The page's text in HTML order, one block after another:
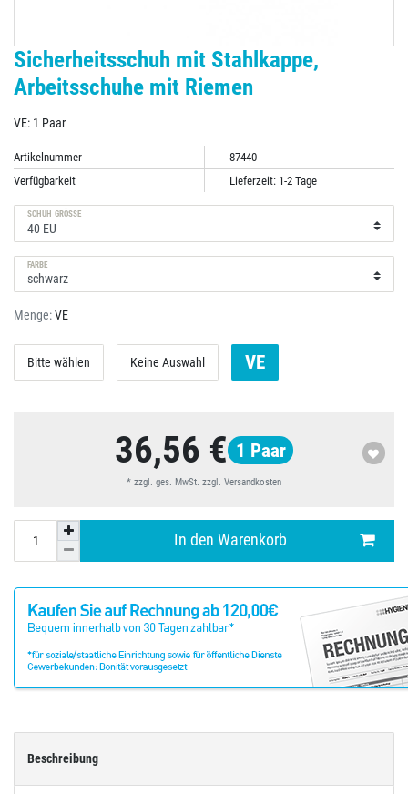
Sicherheitsschuh mit Stahlkappe,
Arbeitsschuhe mit Riemen
VE: 1 Paar
Artikelnummer
87440
Verfügbarkeit
Lieferzeit: 1-2 Tage
SCHUH GRÖSSE
FARBE
Menge:VE
Bitte wählen Keine Auswahl VE
36,56 € 1 Paar
* zzgl. ges. MwSt. zzgl. Versandkosten
In den Warenkorb
Beschreibung